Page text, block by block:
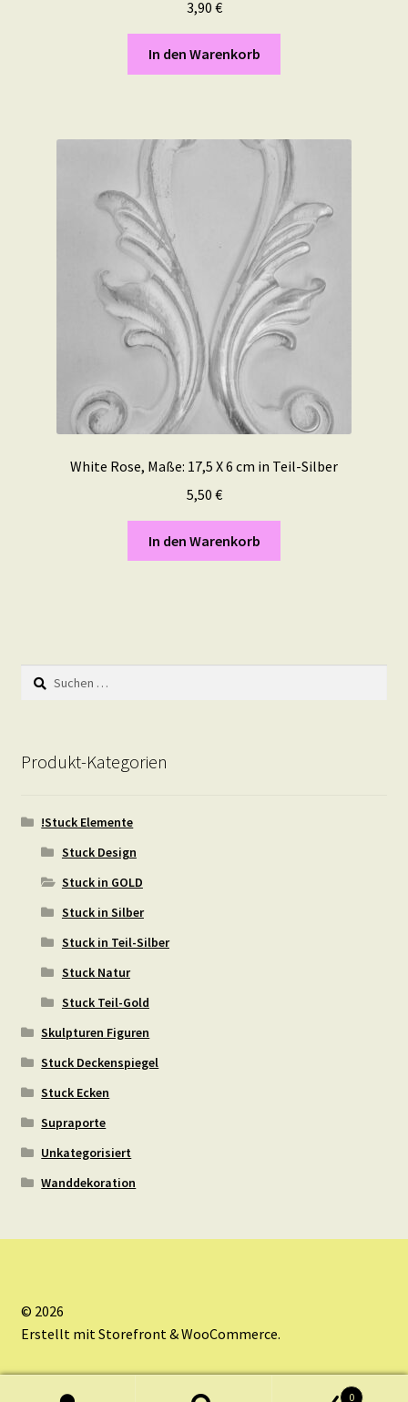
3,90 €
In den Warenkorb
White Rose, Maße: 17,5 X 6 cm in Teil-Silber
5,50 €
In den Warenkorb
Suchen
nach:
Produkt-Kategorien
!Stuck Elemente
Stuck Design
Stuck in GOLD
Stuck in Silber
Stuck in Teil-Silber
Stuck Natur
Stuck Teil-Gold
Skulpturen Figuren
Stuck Deckenspiegel
Stuck Ecken
Supraporte
Unkategorisiert
Wanddekoration
© 2026
Erstellt mit Storefront & WooCommerce.
0